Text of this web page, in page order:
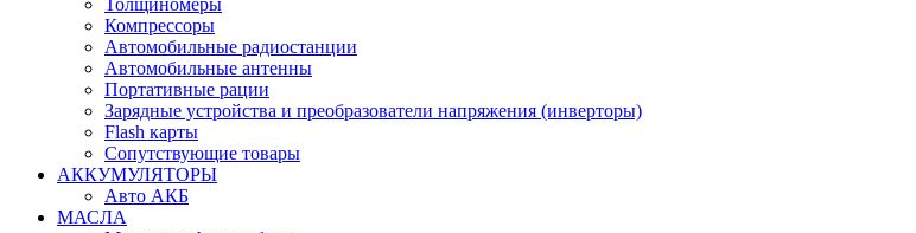
Толщиномеры
Компрессоры
Автомобильные радиостанции
Автомобильные антенны
Портативные рации
Зарядные устройства и преобразователи напряжения (инверторы)
Flash карты
Сопутствующие товары
АККУМУЛЯТОРЫ
Авто АКБ
МАСЛА